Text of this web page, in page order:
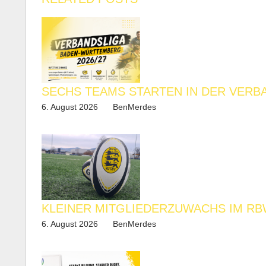
SECHS TEAMS STARTEN IN DER
6. August 2026 BenMerdes
KLEINER MITGLIEDERZUWACHS IM
6. August 2026 BenMerdes